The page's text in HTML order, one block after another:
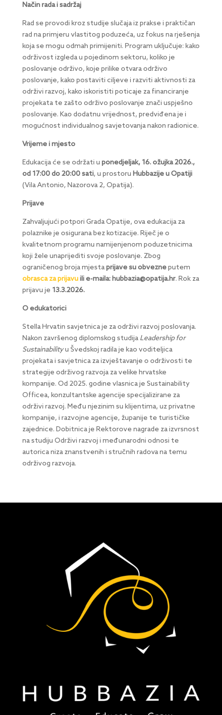
Način rada i sadržaj
Rad se provodi kroz studije slučaja iz prakse i praktičan
rad na primjeru vlastitog poduzeća, uz fokus na rješenja
koja se mogu odmah primijeniti. Program uključuje: kako
održivost izgleda u pojedinom sektoru, koliko je
poslovanje održivo, koje prilike otvara održivo
poslovanje, kako postaviti ciljeve i razviti aktivnosti za
održivi razvoj, kako iskoristiti poticaje za financiranje
projekata te zašto održivo poslovanje znači uspješno
poslovanje. Kao dodatnu vrijednost, predviđena je i
mogućnost individualnog savjetovanja nakon radionice.
Vrijeme i mjesto
Edukacija će se održati u ponedjeljak, 16. ožujka 2026.,
od 17:00 do 20:00 sati, u prostoru Hubbazije u Opatiji
(Vila Antonio, Nazorova 2, Opatija).
Prijave
Zahvaljujući potpori Grada Opatije, ova edukacija za
polaznike je osigurana bez kotizacije. Riječ je o
kvalitetnom programu namijenjenom poduzetnicima
koji žele unaprijediti svoje poslovanje. Zbog
ograničenog broja mjestaprijave su obvezneputem
obrasca za prijavuili e-maila:hubbazia@opatija.hr. Rok za
prijavu je 13.3.2026.
O edukatorici
Stella Hrvatin savjetnica je za održivi razvoj poslovanja.
Nakon završenog diplomskog studija Leadership for
Sustainabilityu Švedskoj radila je kao voditeljica
projekata i savjetnica za izvještavanje o održivosti te
strategije održivog razvoja za velike hrvatske
kompanije. Od 2025. godine vlasnica je Sustainability
Officea, konzultantske agencije specijalizirane za
održivi razvoj. Među njezinim su klijentima, uz privatne
kompanije, i razvojne agencije, županije te turističke
zajednice. Dobitnica je Rektorove nagrade za izvrsnost
na studiju Održivi razvoj i međunarodni odnosi te
autorica niza znanstvenih i stručnih radova na temu
održivog razvoja.